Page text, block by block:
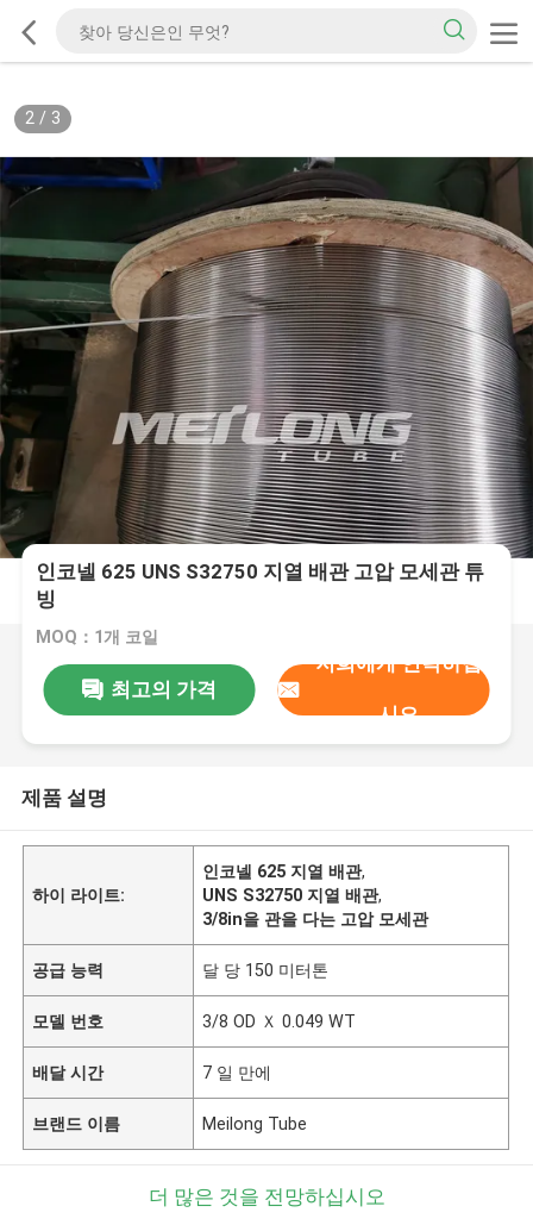
2/ 3
인코넬 625 UNS S32750 지열 배관 고압 모세관 튜
빙
MOQ：1개 코일
최고의 가격
저희에게 연락하십
시오
제품 설명
하이 라이트:
인코넬 625 지열 배관,
UNS S32750 지열 배관,
3/8in을 관을 다는 고압 모세관
공급 능력 달 당 150 미터톤
모델 번호 3/8 OD Ｘ 0.049 WT
배달 시간 7 일 만에
브랜드 이름 Meilong Tube
더 많은 것을 전망하십시오